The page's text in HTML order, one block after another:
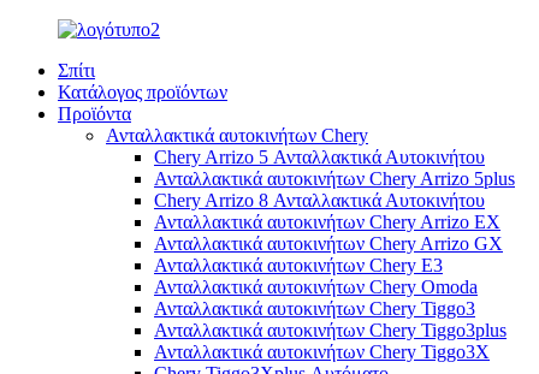
Σπίτι
Κατάλογος προϊόντων
Προϊόντα
Ανταλλακτικά αυτοκινήτων Chery
Chery Arrizo 5 Ανταλλακτικά Αυτοκινήτου
Ανταλλακτικά αυτοκινήτων Chery Arrizo 5plus
Chery Arrizo 8 Ανταλλακτικά Αυτοκινήτου
Ανταλλακτικά αυτοκινήτων Chery Arrizo EX
Ανταλλακτικά αυτοκινήτων Chery Arrizo GX
Ανταλλακτικά αυτοκινήτων Chery E3
Ανταλλακτικά αυτοκινήτων Chery Omoda
Ανταλλακτικά αυτοκινήτων Chery Tiggo3
Ανταλλακτικά αυτοκινήτων Chery Tiggo3plus
Ανταλλακτικά αυτοκινήτων Chery Tiggo3X